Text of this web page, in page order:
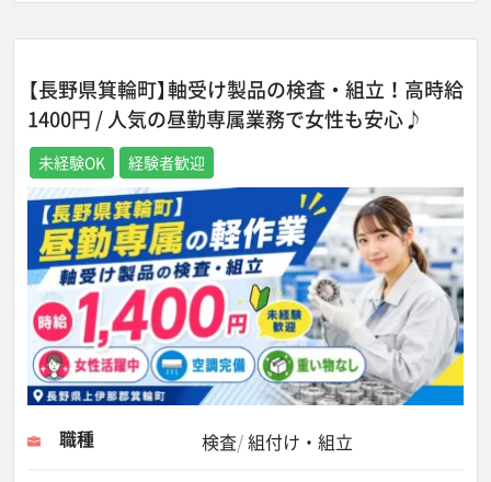
【長野県箕輪町】軸受け製品の検査・組立！高時給
1400円 / 人気の昼勤専属業務で女性も安心♪
未経験OK 経験者歓迎
職種 検査 組付け・組立